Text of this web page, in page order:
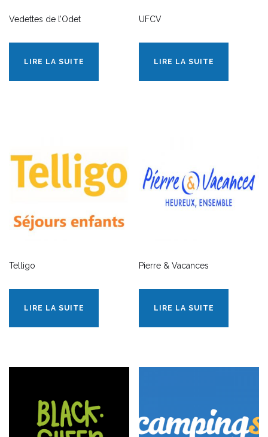
Vedettes de l’Odet
LIRE LA SUITE
UFCV
LIRE LA SUITE
Telligo
LIRE LA SUITE
Pierre & Vacances
LIRE LA SUITE